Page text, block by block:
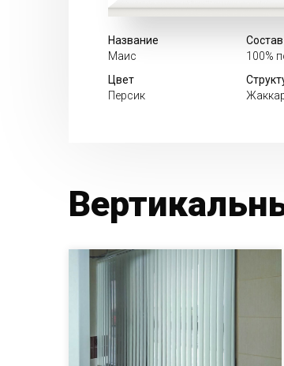
Название
Маис
Состав
100%
Цвет
Персик